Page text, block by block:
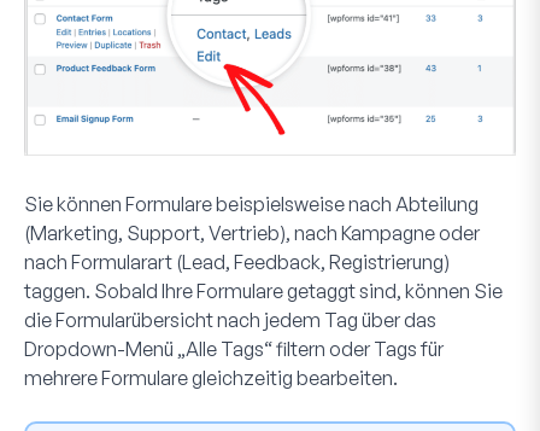
Sie können Formulare beispielsweise nach Abteilung
(Marketing, Support, Vertrieb), nach Kampagne oder
nach Formularart (Lead, Feedback, Registrierung)
taggen. Sobald Ihre Formulare getaggt sind, können Sie
die Formularübersicht nach jedem Tag über das
Dropdown-Menü „Alle Tags“ filtern oder Tags für
mehrere Formulare gleichzeitig bearbeiten.